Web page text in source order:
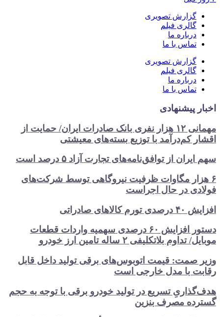
گزارش تصویری
گالری فیلم
درباره ما
تماس با ما
گزارش تصویری
گالری فیلم
درباره ما
تماس با ما
پیشنهادی
مهمانی ۱۲ هزار نفری بانک صادرات ایران/ حمایت از
کم‌درآمد با توزیع بسته‌های معیشتی
از توافق‌نامه‌های تجارت آزاد ۵ درصد است
مگاوات ظرفیت نیروگاهی توسط شرکت‌های
در حال اجراست
صادراتی
دستور افزایش ۶۰ درصدی سهمیه واردات قطعات
بلاتکلیفی ۲ ساله تامین ارز خودرو
صمت: قیمت اتوبوس‌های برقی تولید داخل قابل
با مدل خارجی است
تسریع در تولید خودرو‌ برقی با توجه به حجم
مصرف‌ بنزین‌